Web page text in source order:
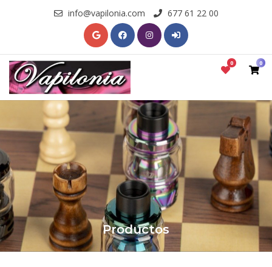
info@vapilonia.com 677 61 22 00
0
0
Productos